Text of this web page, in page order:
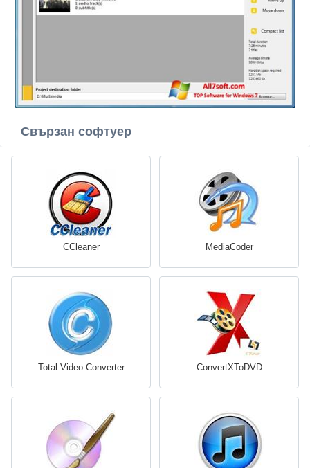
Свързан софтуер
CCleaner MediaCoder
Total Video Converter ConvertXToDVD